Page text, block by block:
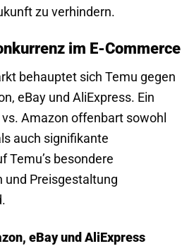
zu verhindern.
im E-Commerce
behauptet sich Temu gegen
eBay und AliExpress. Ein
Amazon offenbart sowohl
auch signifikante
Temu’s besondere
Preisgestaltung
eBay und AliExpress